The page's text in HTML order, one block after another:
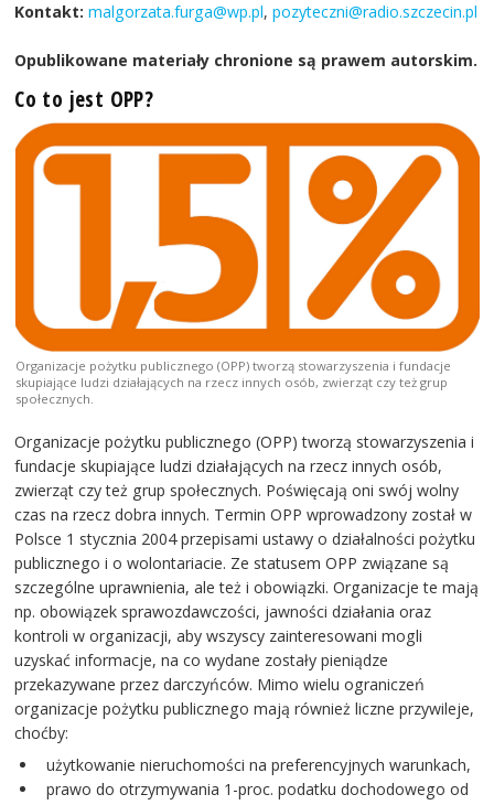
Kontakt: malgorzata.furga@wp.pl,pozyteczni@radio.szczecin.pl
Opublikowane materiały chronione są prawem autorskim.
Co to jest OPP?
Organizacje pożytku publicznego (OPP) tworzą stowarzyszenia i fundacje
skupiające ludzi działających na rzecz innych osób, zwierząt czy też grup
społecznych.
Organizacje pożytku publicznego (OPP) tworzą stowarzyszenia i
fundacje skupiające ludzi działających na rzecz innych osób,
zwierząt czy też grup społecznych. Poświęcają oni swój wolny
czas na rzecz dobra innych. Termin OPP wprowadzony został w
Polsce 1 stycznia 2004 przepisami ustawy o działalności pożytku
publicznego i o wolontariacie. Ze statusem OPP związane są
szczególne uprawnienia, ale też i obowiązki. Organizacje te mają
np. obowiązek sprawozdawczości, jawności działania oraz
kontroli w organizacji, aby wszyscy zainteresowani mogli
uzyskać informacje, na co wydane zostały pieniądze
przekazywane przez darczyńców. Mimo wielu ograniczeń
organizacje pożytku publicznego mają również liczne przywileje,
choćby:
użytkowanie nieruchomości na preferencyjnych warunkach,
prawo do otrzymywania 1-proc. podatku dochodowego od